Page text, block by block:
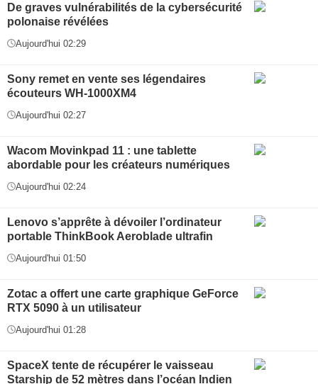
De graves vulnérabilités de la cybersécurité
polonaise révélées
Aujourd'hui 02:29
Sony remet en vente ses légendaires
écouteurs WH-1000XM4
Aujourd'hui 02:27
Wacom Movinkpad 11 : une tablette
abordable pour les créateurs numériques
Aujourd'hui 02:24
Lenovo s’apprête à dévoiler l’ordinateur
portable ThinkBook Aeroblade ultrafin
Aujourd'hui 01:50
Zotac a offert une carte graphique GeForce
RTX 5090 à un utilisateur
Aujourd'hui 01:28
SpaceX tente de récupérer le vaisseau
Starship de 52 mètres dans l’océan Indien